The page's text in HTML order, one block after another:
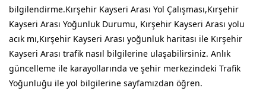
bilgilendirme.Kırşehir Kayseri Arası Yol Çalışması,Kırşehir
Kayseri Arası Yoğunluk Durumu, Kırşehir Kayseri Arası yolu
acık mı,Kırşehir Kayseri Arası yoğunluk haritası ile Kırşehir
Kayseri Arası trafik nasıl bilgilerine ulaşabilirsiniz. Anlık
güncelleme ile karayollarında ve şehir merkezindeki Trafik
Yoğunluğu ile yol bilgilerine sayfamızdan öğren.